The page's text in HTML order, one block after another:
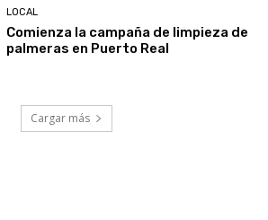
LOCAL
Comienza la campaña de limpieza de
palmeras en Puerto Real
Cargar más